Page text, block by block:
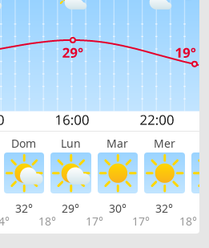
Dom Lun Mar Mer
32°
18°
29°
17°
30°
17°
32°
18°